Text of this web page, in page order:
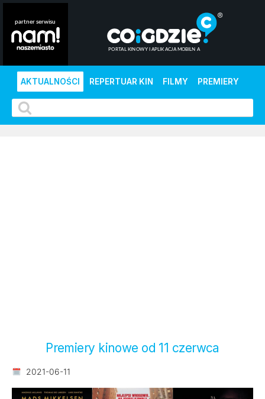
AKTUALNOŚCI REPERTUAR KIN FILMY PREMIERY
Premiery kinowe od 11 czerwca
2021-06-11